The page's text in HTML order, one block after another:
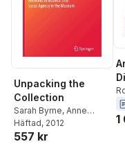
Unpacking the
Collection
Sarah Byrne, Anne
Clarke, Rodney
Harrison
Häftad, 2012
557 kr
1